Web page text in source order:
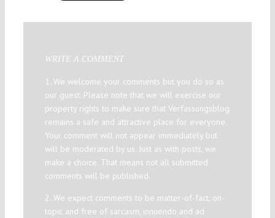
WRITE A COMMENT
1. We welcome your comments but you do so as
our guest. Please note that we will exercise our
property rights to make sure that Verfassungsblog
remains a safe and attractive place for everyone.
Your comment will not appear immediately but
will be moderated by us. Just as with posts, we
make a choice. That means not all submitted
comments will be published.
2. We expect comments to be matter-of-fact, on-
topic and free of sarcasm, innuendo and ad